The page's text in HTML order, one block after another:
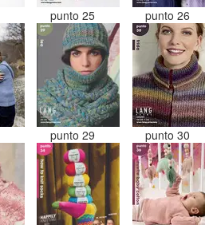
punto 25 punto 26
punto 29 punto 30